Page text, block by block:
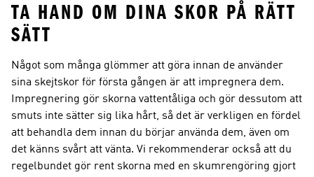
TA HAND OM DINA SKOR PÅ RÄTT
SÄTT
Något som många glömmer att göra innan de använder
sina skejtskor för första gången är att impregnera dem.
Impregnering gör skorna vattentåliga och gör dessutom att
smuts inte sätter sig lika hårt, så det är verkligen en fördel
att behandla dem innan du börjar använda dem, även om
det känns svårt att vänta. Vi rekommenderar också att du
regelbundet gör rent skorna med en skumrengöring gjort